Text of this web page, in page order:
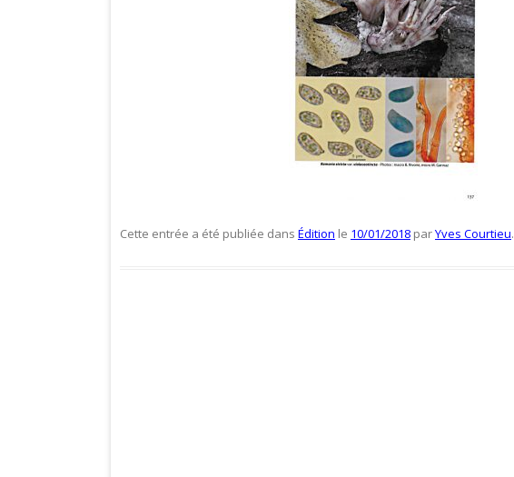
Cette entrée a été publiée dans Édition le 10/01/2018 parYves Courtieu.